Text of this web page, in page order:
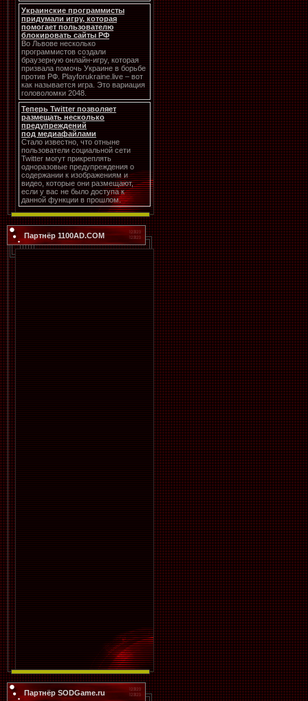
Украинские программисты
придумали игру, которая
помогает пользователю
блокировать сайты РФ
Во Львове несколько
программистов создали
браузерную онлайн-игру, которая
призвала помочь Украине в борьбе
против РФ. Playforukraine.live – вот
как называется игра. Это вариация
головоломки 2048.
Теперь Twitter позволяет
размещать несколько
предупреждений
под медиафайлами
Стало известно, что отныне
пользователи социальной сети
Twitter могут прикреплять
одноразовые предупреждения о
содержании к изображениям и
видео, которые они размещают,
если у вас не было доступа к
данной функции в прошлом.
Партнёр 1100AD.COM
Партнёр SODGame.ru